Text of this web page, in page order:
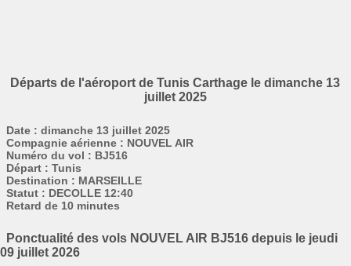
Départs de l'aéroport de Tunis Carthage le dimanche 13
juillet 2025
Date : dimanche 13 juillet 2025
Compagnie aérienne : NOUVEL AIR
Numéro du vol : BJ516
Départ : Tunis
Destination : MARSEILLE
Statut : DECOLLE 12:40
Retard de 10 minutes
Ponctualité des vols NOUVEL AIR BJ516 depuis le jeudi
09 juillet 2026